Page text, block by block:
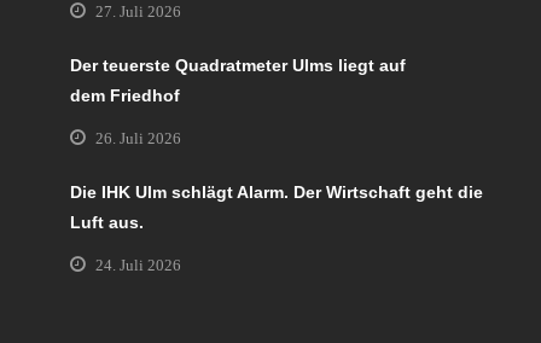
27. Juli 2026
Der teuerste Quadratmeter Ulms liegt auf
dem Friedhof
26. Juli 2026
Die IHK Ulm schlägt Alarm. Der Wirtschaft geht die
Luft aus.
24. Juli 2026